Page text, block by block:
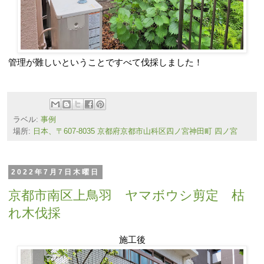
管理が難しいということですべて伐採しました！
ラベル: 事例
場所: 日本、〒607-8035 京都府京都市山科区四ノ宮神田町 四ノ宮
2022年7月7日木曜日
京都市南区上鳥羽 ヤマボウシ剪定 枯
れ木伐採
施工後